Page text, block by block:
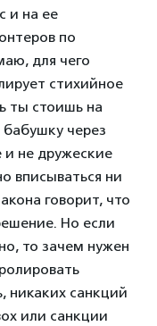
и на ее
по
для чего
стихийное
ты стоишь на
через
и не дружеские
вписываться ни
говорит, что
Но если
то зачем нужен
никаких санкций
или санкции